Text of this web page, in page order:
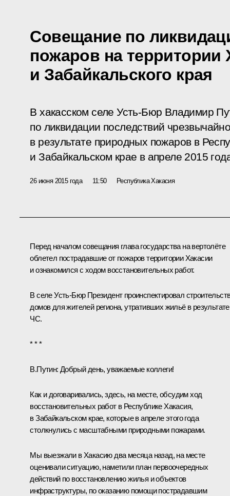
Совещание по
пожаров на территории
и Забайкальского края
В хакасском селе Усть-Бюр Владимир
по ликвидации последствий
в результате природных пожаров в
и Забайкальском крае в апреле 2015
26 июня 2015 года 11:50 Республика Хакасия
Перед началом совещания глава государства на вертолёте
облетел пострадавшие от пожаров территории Хакасии
и ознакомился с ходом восстановительных работ.
В селе Усть-Бюр Президент проинспектировал
домов для жителей региона, утративших жильё в результате
ЧС.
* * *
В.Путин: Добрый день, уважаемые коллеги!
Как и договаривались, здесь, на месте, обсудим ход
восстановительных работ в Республике Хакасия,
в Забайкальском крае, которые в апреле этого года
столкнулись с масштабными природными пожарами.
Мы выезжалив Хакасию два месяца назад, на месте
оценивали ситуацию, наметили план первоочередных
действий по восстановлению жилья и объектов
инфраструктуры, по оказанию помощи пострадавшим